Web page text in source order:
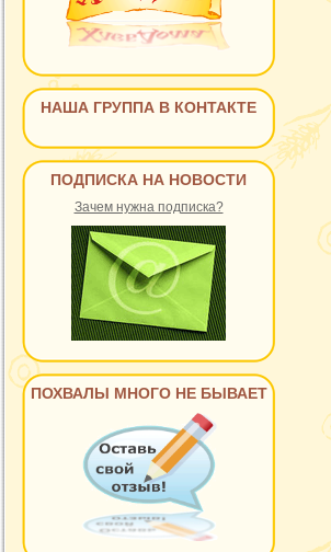
НАША ГРУППА В КОНТАКТЕ
ПОДПИСКА НА НОВОСТИ
Зачем нужна подписка?
ПОХВАЛЫ МНОГО НЕ БЫВАЕТ